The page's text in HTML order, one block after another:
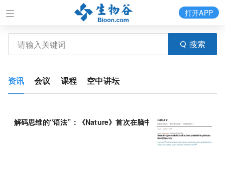
搜索
打开APP
资讯 会议 课程 空中讲坛
解码思维的“语法”：《Nature》首次在脑中定位可重组动作符号